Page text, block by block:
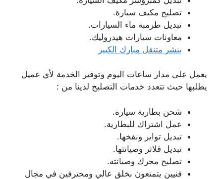
تصليح مكيف سيارة.
تبديل طرمبة ماء السيارات.
معاونات سيارات هيدروليك.
بنشر متنقل مبارك الكبير
يعمل على مدار ساعات اليوم وتوفير الخدمة لأي عميل
يطلبها حيث تتعدد خدمات التصليح لدينا من :
شحن بطارية سيارة.
عمل اشتراك للبطارية.
تبديل تواير ونفخها.
تبديل فلاتر وصيانتها.
تصليح محرك وصيانته.
فنيين يتمتعون بخلق عالي ومحترفين في مجال